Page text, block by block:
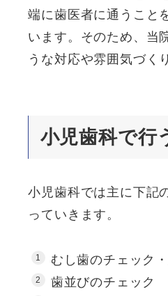
端に歯医者に通うこと
います。そのため、当
うな対応や雰囲気づく
小児歯科で行
小児歯科では主に下記
っていきます。
むし歯のチェック
歯並びのチェック